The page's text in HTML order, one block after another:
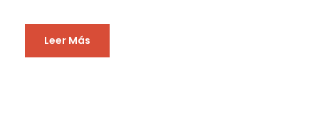
Leer Más